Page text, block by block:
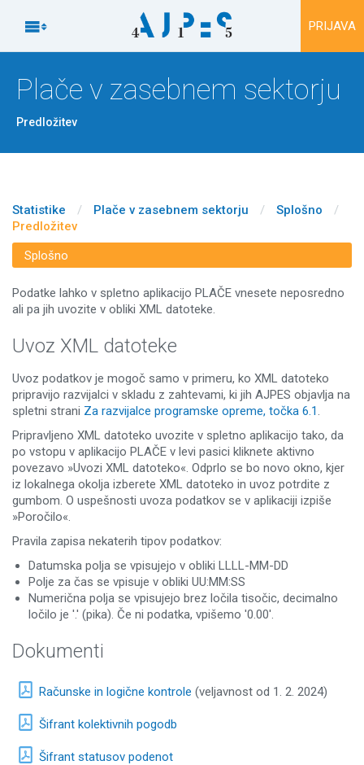
Na vsebino
 PRIJAVA
Plače v zasebnem sektorju
Predložitev
Statistike / Plače v zasebnem sektorju / Splošno
/
Predložitev
Splošno
Podatke lahko v spletno aplikacijo PLAČE vnesete neposredno
ali pa jih uvozite v obliki XML datoteke.
Uvoz XML datoteke
Uvoz podatkov je mogoč samo v primeru, ko XML datoteko
pripravijo razvijalci v skladu z zahtevami, ki jih AJPES objavlja na
spletni strani Za razvijalce programske opreme, točka 6.1 .
Pripravljeno XML datoteko uvozite v spletno aplikacijo tako, da
po vstopu v aplikacijo PLAČE v levi pasici kliknete aktivno
povezavo »Uvozi XML datoteko«. Odprlo se bo novo okno, kjer
iz lokalnega okolja izberete XML datoteko in uvoz potrdite z
gumbom. O uspešnosti uvoza podatkov se v aplikaciji izpiše
»Poročilo«.
Pravila zapisa nekaterih tipov podatkov:
Datumska polja se vpisujejo v obliki LLLL-MM-DD
Polje za čas se vpisuje v obliki UU:MM:SS
Numerična polja se vpisujejo brez ločila tisočic, decimalno
ločilo je '.' (pika). Če ni podatka, vpišemo '0.00'.
Dokumenti
Računske in logične kontrole (veljavnost od 1. 2. 2024)
Šifrant kolektivnih pogodb
Šifrant statusov podenot